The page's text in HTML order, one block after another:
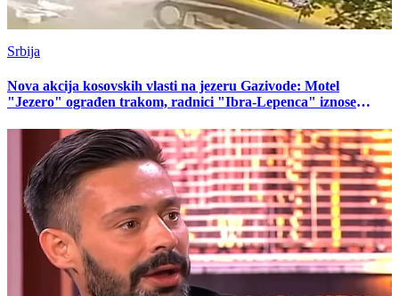
Srbija
Nova akcija kosovskih vlasti na jezeru Gazivode: Motel
"Jezero" ograđen trakom, radnici "Ibra-Lepenca" iznose